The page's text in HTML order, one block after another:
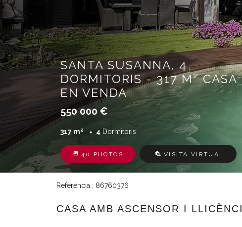
SANTA SUSANNA, 4
DORMITORIS - 317 M² CASA
EN VENDA
550 000 €
317 m² 4 Dormitoris
40 PHOTOS VISITA VIRTUAL
Referència : 86760376
CASA AMB ASCENSOR I